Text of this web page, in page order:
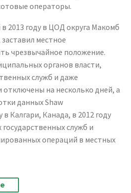
операторы.
2013 году в ЦОД округа Макомб
местное
чрезвычайное положение.
органов власти,
служб и даже
отключены на несколько дней, а
данных Shaw
Калгари, Канада, в 2012 году
служб и
операций в местных